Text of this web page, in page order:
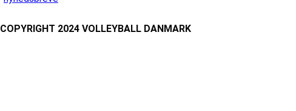
COPYRIGHT 2024 VOLLEYBALL DANMARK